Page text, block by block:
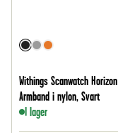
Withings Scanwatch Horizon
Armband i nylon, Svart
I lager